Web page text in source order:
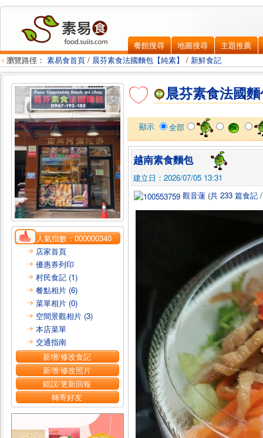
餐館搜尋 地圖搜尋
主題推薦
瀏覽路徑： 素易食首頁 / 晨芬素食法國麵包【純素】 / 新鮮食記
人氣指數：000000340
店家首頁
優惠券列印
村民食記 (1)
餐點相片 (6)
菜單相片 (0)
空間景觀相片 (3)
本店菜單
交通指南
新增/修改食記
新增/修改照片
錯誤/更新回報
轉寄好友
晨芬素食法國
顯示 全部
越南素食麵包
建立日：2026/07/05 13:31
觀音蓮 (共 233 篇食記